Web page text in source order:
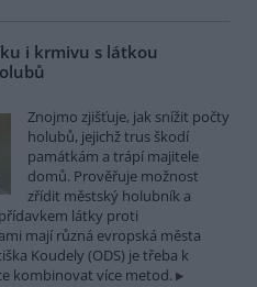
i krmivu s látkou
Znojmo zjišťuje, jak snížit počty
holubů, jejichž trus škodí
památkám a trápí majitele
domů. Prověřuje možnost
zřídit městský holubník a
látky proti
mají různá evropská města
Koudely (ODS) je třeba k
kombinovat více metod.